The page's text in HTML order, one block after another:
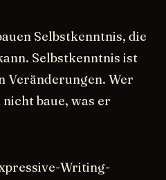
Selbstkenntnis, die
Selbstkenntnis ist
Veränderungen. Wer
baue, was er
Writing-